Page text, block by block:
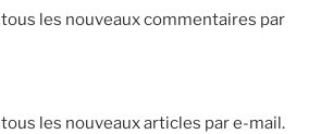
les nouveaux commentaires par
les nouveaux articles par e-mail.